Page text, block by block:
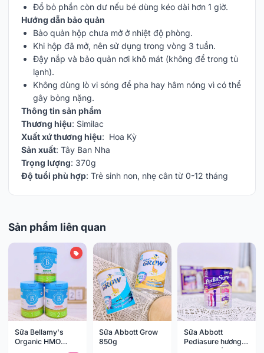
Đổ bỏ phần còn dư nếu bé dùng kéo dài hơn 1 giờ.
Hướng dẫn bảo quản
Bảo quản hộp chưa mở ở nhiệt độ phòng.
Khi hộp đã mở, nên sử dụng trong vòng 3 tuần.
Đậy nắp và bảo quản nơi khô mát (không để trong tủ
lạnh).
Không dùng lò vi sóng để pha hay hâm nóng vì có thể
gây bỏng nặng.
Thông tin sản phẩm
Thương hiệu: Similac
Xuất xứ thương hiệu: Hoa Kỳ
Sản xuất: Tây Ban Nha
Trọng lượng: 370g
Độ tuổi phù hợp: Trẻ sinh non, nhẹ cân từ 0-12 tháng
Sản phẩm liên quan
Sữa Bellamy's
Organic HMO
Sữa Abbott Grow
850g
Sữa Abbott
Pediasure hương
vani 800g (1-10